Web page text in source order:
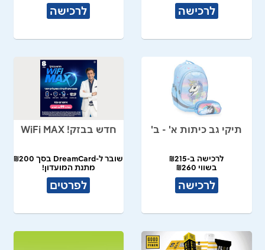
לרכישה לרכישה
תיקי גב כיתות א' - ב'
לרכישה ב-₪215
בשווי ₪260
לרכישה
חדש בבזק! WiFi MAX
שובר ל-DreamCard בסך ₪200
מתנת המועדון!
לפרטים